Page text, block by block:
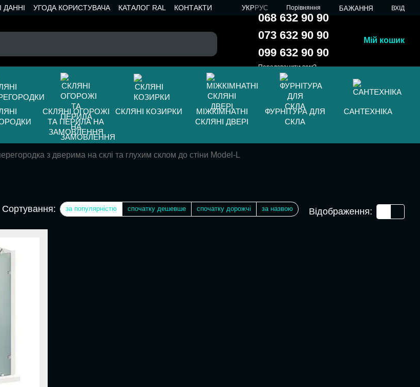
ДАННІ УГОДА КОРИСТУВАЧА КАТАЛОГ RAL
КОНТАКТИ
УКРРУС Порівняння БАЖАННЯ ВХІД
068 632 90 90
073 632 90 90
099 632 90 90
Передзвонити вам?
Мій кошик
СКЛЯНІ ОГОРОЖІ
ТА ПЕРИЛА НА
ЗАМОВЛЕННЯ
СКЛЯНІ КОЗИРКИ
МІЖКІМНАТНІ
СКЛЯНІ ДВЕРІ
ФУРНІТУРА ДЛЯ
СКЛА
САНТЕХНІКА
з дверима на склі та глухим склом до стіни Model-L
Сортування: за популярністю спочатку дешевше спочатку дорожчі за назвою Відображення: